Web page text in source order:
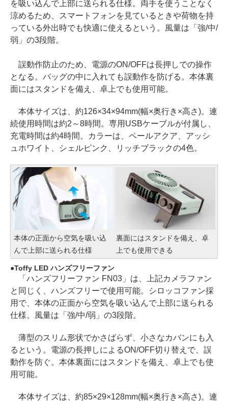
を吸い込んで上部に送られる仕様。両手を使うことなく
涼めるため、スマートフォンを見ているときや荷物を持
っている外出時でも快適に使えるという。風量は「強/中/
弱」の3段階。
誤動作防止のため、電源のON/OFFは長押しでの操作
となる。バッグの中に入れても誤動作を防げる。本体裏
面にはスタンドを備え、卓上でも使用可能。
本体サイズは、約126×34×94mm(幅×奥行き×高さ)。連
続使用時間は約2～8時間。専用USBケーブルが付属し、
充電時間は約4時間。カラーは、ペールアクア、アッシ
ュホワイト、シェルピンク、リッチブラックの4色。
本体の正面から空気を吸い込
んで上部に送られる仕様
裏面にはスタンドを備え、卓
上でも使用できる
Toffy LED ハンズフリーファン
「ハンズフリーファン FN03」は、上記カメラファン
と同じく、ハンズフリーで使用可能。シロッコファン採
用で、本体の正面から空気を吸い込んで上部に送られる
仕様。風量は「強/中/弱」の3段階。
薄型のスリム形状でかさばらず、小さなカバンにも入
るという。電源の長押しによるON/OFF切り替えで、誤
動作を防ぐ。本体裏面にはスタンドを備え、卓上でも使
用可能。
本体サイズは、約85×29×128mm(幅×奥行き×高さ)。連